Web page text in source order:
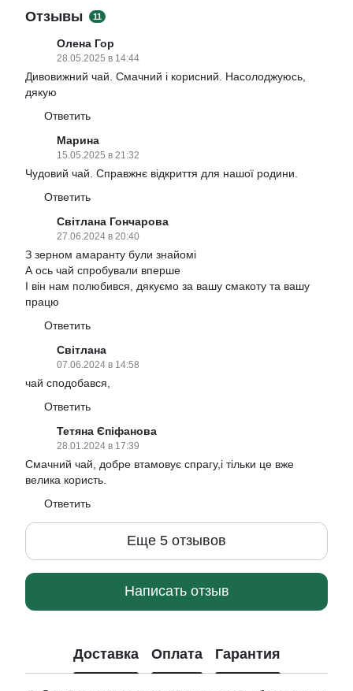
Отзывы 11
Олена Гор
28.05.2025 в 14:44
Дивовижний чай. Смачний і корисний. Насолоджуюсь,
дякую
Ответить
Марина
15.05.2025 в 21:32
Чудовий чай. Справжнє відкриття для нашої родини.
Ответить
Світлана Гончарова
27.06.2024 в 20:40
З зерном амаранту були знайомі
А ось чай спробували вперше
І він нам полюбився, дякуємо за вашу смакоту та вашу
працю
Ответить
Світлана
07.06.2024 в 14:58
чай сподобався,
Ответить
Тетяна Єпіфанова
28.01.2024 в 17:39
Смачний чай, добре втамовує спрагу,і тільки це вже
велика користь.
Ответить
Еще 5 отзывов
Написать отзыв
Доставка Оплата Гарантия